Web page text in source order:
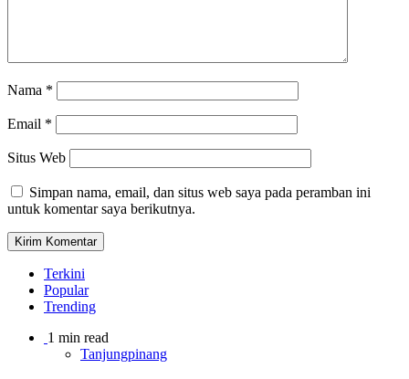
Nama *
Email *
Situs Web
Simpan nama, email, dan situs web saya pada peramban ini
untuk komentar saya berikutnya.
Terkini
Popular
Trending
1 min read
Tanjungpinang